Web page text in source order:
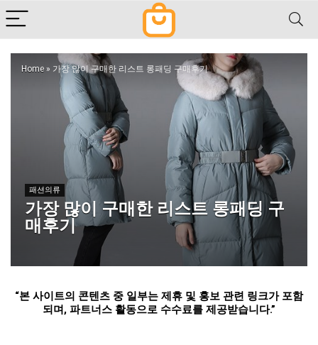
Home » 가장 많이 구매한 리스트 롱패딩 구매후기
패션의류
가장 많이 구매한 리스트 롱패딩 구
매후기
“본 사이트의 콘텐츠 중 일부는 제휴 및 홍보 관련 링크가 포함
되며, 파트너스 활동으로 수수료를 제공받습니다.”